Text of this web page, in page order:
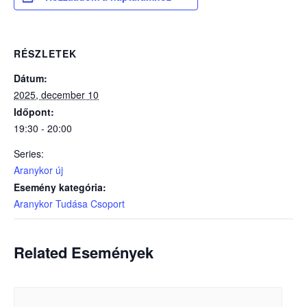
RÉSZLETEK
Dátum:
2025, december 10
Időpont:
19:30 - 20:00
Series:
Aranykor új
Esemény kategória:
Aranykor Tudása Csoport
Related Események